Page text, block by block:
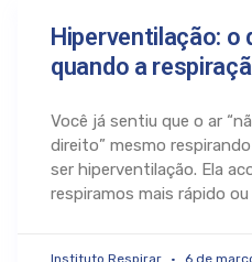
Hiperventilação: o
quando a
Você já sentiu que o ar
direito” mesmo respirando
ser hiperventilação. Ela
respiramos mais rápido
Instituto Respirar 6 de